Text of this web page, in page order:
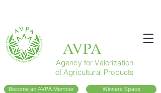
AVPA
Agency for Valorization
of Agricultural Products
Become an AVPA Member Winners Space